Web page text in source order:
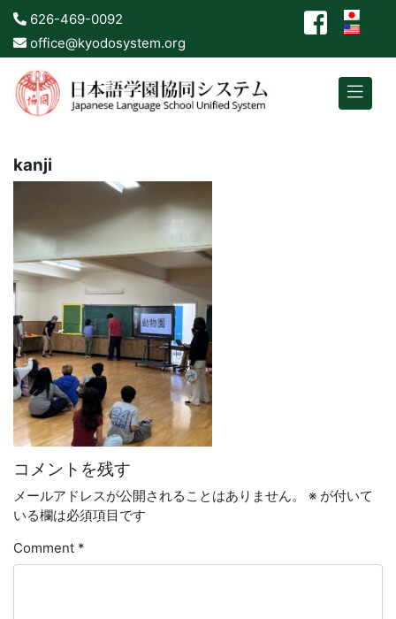
626-469-0092
office@kyodosystem.org
kanji
コメントを残す
メールアドレスが公開されることはありません。 ※ が付いて
いる欄は必須項目です
Comment *